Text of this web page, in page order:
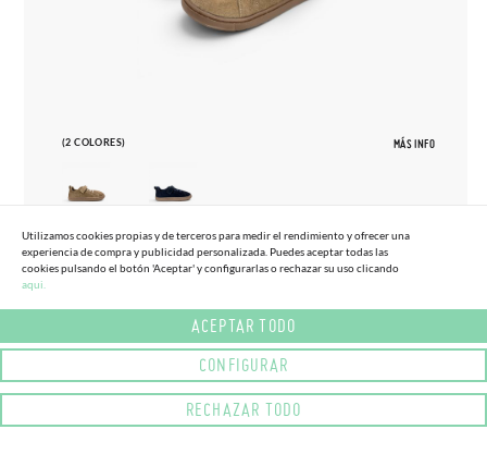
(2 COLORES) MÁS INFO
27 33
65,
Utilizamos cookies propias y de terceros para medir el rendimiento y ofrecer una
experiencia de compra y publicidad personalizada. Puedes aceptar todas las
cookies pulsando el botón 'Aceptar' y configurarlas o rechazar su uso clicando
aqui.
ACEPTAR TODO
CONFIGURAR
RECHAZAR TODO